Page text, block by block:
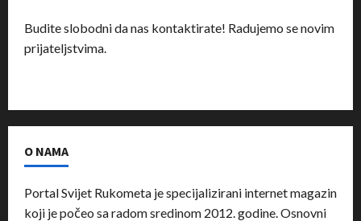
Budite slobodni da nas kontaktirate! Radujemo se novim
prijateljstvima.
O NAMA
Portal Svijet Rukometa je specijalizirani internet magazin
koji je počeo sa radom sredinom 2012. godine. Osnovni